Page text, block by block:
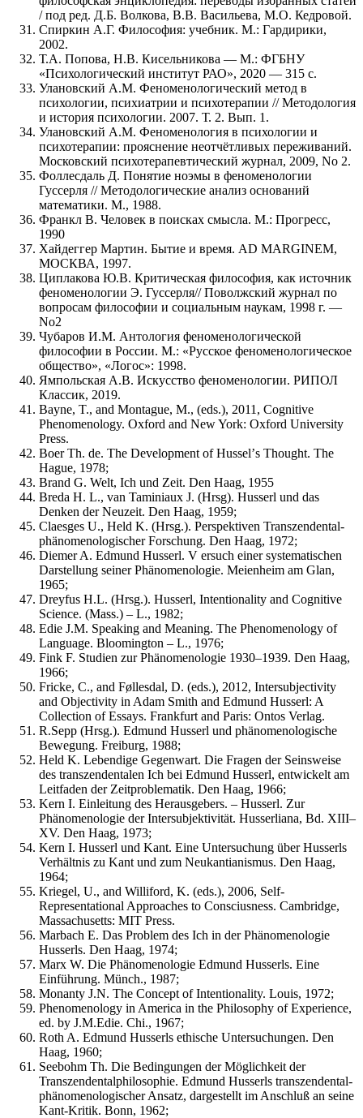
/ под ред. Д.Б. Волкова, В.В. Васильева, М.О. Кедровой.
Спиркин А.Г. Философия: учебник. М.: Гардирики,
2002.
Т.А. Попова, Н.В. Кисельникова — М.: ФГБНУ
«Психологический институт РАО», 2020 — 315 с.
Улановский А.М. Феноменологический метод в
психологии, психиатрии и психотерапии // Методология
и история психологии. 2007. Т. 2. Вып. 1.
Улановский А.М. Феноменология в психологии и
психотерапии: прояснение неотчётливых переживаний.
Московский психотерапевтический журнал, 2009, No 2.
Фоллесдаль Д. Понятие ноэмы в феноменологии
Гуссерля // Методологические анализ оснований
математики. М., 1988.
Франкл В. Человек в поисках смысла. М.: Прогресс,
1990
Хайдеггер Мартин. Бытие и время. AD MARGINEM,
МОСКВА, 1997.
Циплакова Ю.В. Критическая философия, как источник
феноменологии Э. Гуссерля// Поволжский журнал по
вопросам философии и социальным наукам, 1998 г. —
No2
Чубаров И.М. Антология феноменологической
философии в России. М.: «Русское феноменологическое
общество», «Логос»: 1998.
Ямпольская А.В. Искусство феноменологии. РИПОЛ
Классик, 2019.
Bayne, T., and Montague, M., (eds.), 2011, Cognitive
Phenomenology. Oxford and New York: Oxford University
Press.
Boer Th. de. The Development of Husselʼs Thought. The
Hague, 1978;
Brand G. Welt, Ich und Zeit. Den Haag, 1955
Breda H. L., van Taminiaux J. (Hrsg). Husserl und das
Denken der Neuzeit. Den Haag, 1959;
Claesges U., Held K. (Hrsg.). Perspektiven Transzendental-
phänomenologischer Forschung. Den Haag, 1972;
Diemer A. Edmund Husserl. V ersuch einer systematischen
Darstellung seiner Phänomenologie. Meienheim am Glan,
1965;
Dreyfus H.L. (Hrsg.). Husserl, Intentionality and Cognitive
Science. (Mass.) – L., 1982;
Edie J.M. Speaking and Meaning. The Phenomenology of
Language. Bloomington – L., 1976;
Fink F. Studien zur Phänomenologie 1930–1939. Den Haag,
1966;
Fricke, C., and Føllesdal, D. (eds.), 2012, Intersubjectivity
and Objectivity in Adam Smith and Edmund Husserl: A
Collection of Essays. Frankfurt and Paris: Ontos Verlag.
R.Sepp (Hrsg.). Edmund Husserl und phänomenologische
Bewegung. Freiburg, 1988;
Held K. Lebendige Gegenwart. Die Fragen der Seinsweise
des transzendentalen Ich bei Edmund Husserl, entwickelt am
Leitfaden der Zeitproblematik. Den Haag, 1966;
Kern I. Einleitung des Herausgebers. – Husserl. Zur
Phänomenologie der Intersubjektivität. Husserliana, Bd. XIII–
XV. Den Haag, 1973;
Kern I. Husserl und Kant. Eine Untersuchung über Husserls
Verhältnis zu Kant und zum Neukantianismus. Den Haag,
1964;
Kriegel, U., and Williford, K. (eds.), 2006, Self-
Representational Approaches to Consciusness. Cambridge,
Massachusetts: MIT Press.
Marbach E. Das Problem des Ich in der Phänomenologie
Husserls. Den Haag, 1974;
Marx W. Die Phänomenologie Edmund Husserls. Eine
Einführung. Münch., 1987;
Monanty J.N. The Concept of Intentionality. Louis, 1972;
Phenomenology in America in the Philosophy of Experience,
ed. by J.M.Edie. Chi., 1967;
Roth A. Edmund Husserls ethische Untersuchungen. Den
Haag, 1960;
Seebohm Th. Die Bedingungen der Möglichkeit der
Transzendentalphilosophie. Edmund Husserls transzendental-
phänomenologischer Ansatz, dargestellt im Anschluß an seine
Kant-Kritik. Bonn, 1962;